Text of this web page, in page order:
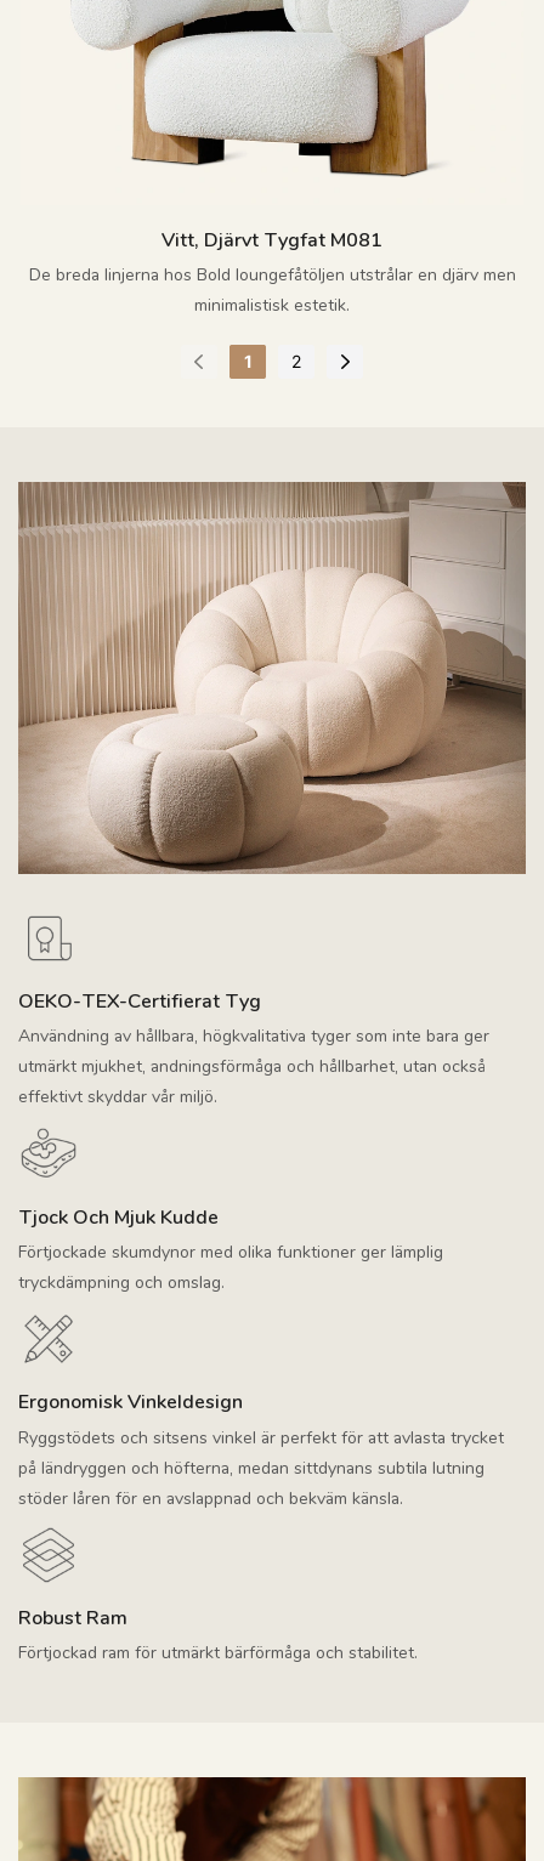
Vitt, Djärvt Tygfat M081
De breda linjerna hos Bold loungefåtöljen utstrålar en djärv men
minimalistisk estetik.
1 2
OEKO-TEX-Certifierat Tyg
Användning av hållbara, högkvalitativa tyger som inte bara ger
utmärkt mjukhet, andningsförmåga och hållbarhet, utan också
effektivt skyddar vår miljö.
Tjock Och Mjuk Kudde
Förtjockade skumdynor med olika funktioner ger lämplig
tryckdämpning och omslag.
Ergonomisk Vinkeldesign
Ryggstödets och sitsens vinkel är perfekt för att avlasta trycket
på ländryggen och höfterna, medan sittdynans subtila lutning
stöder låren för en avslappnad och bekväm känsla.
Robust Ram
Förtjockad ram för utmärkt bärförmåga och stabilitet.